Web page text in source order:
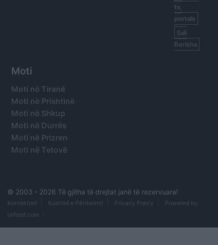
tv,
portale
Sali
Berisha
Moti
Moti në Tiranë
Moti në Prishtinë
Moti në Shkup
Moti në Durrës
Moti në Prizren
Moti në Tetovë
© 2003 - 2026 Të gjitha të drejtat janë të rezervuara!
Kontaktoni Kushtet e Përdorimit Privacy Policy
Powered by:
orihost.com